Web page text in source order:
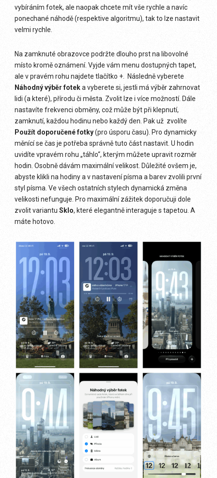
vybíráním fotek, ale naopak chcete mít vše rychle a navíc
ponechané náhodě (respektive algoritmu), tak to lze nastavit
velmi rychle.
Na zamknuté obrazovce podržte dlouho prst na libovolné
místo kromě oznámení. Vyjde vám menu dostupných tapet,
ale v pravém rohu najdete tlačítko +. Následně vyberete
Náhodný výběr foteka vyberete si, jestli má výběr zahrnovat
lidi (a které), přírodu či města. Zvolit lze i více možností. Dále
nastavíte frekvenci obměny, což může být při klepnutí,
zamknutí, každou hodinu nebo každý den. Pak už zvolíte
Použít doporučené fotky(pro úsporu času). Pro dynamicky
měnící se čas je potřeba správně tuto část nastavit. U hodin
uvidíte vpravém rohu „táhlo“, kterým můžete upravit rozměr
hodin. Osobně dávám maximální velikost. Důležité ovšem je,
abyste klikli na hodiny a v nastavení písma a barev zvolili první
styl písma. Ve všech ostatních stylech dynamická změna
velikosti nefunguje. Pro maximální zážitek doporučuji dole
zvolit variantu Sklo, které elegantně interaguje s tapetou. A
máte hotovo.